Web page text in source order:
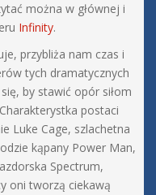
można w głównej i
Infinity.
przybliża nam czas i
tych dramatycznych
by stawić opór siłom
postaci
Luke Cage, szlachetna
kąpany Power Man,
Spectrum,
oni tworzą ciekawą